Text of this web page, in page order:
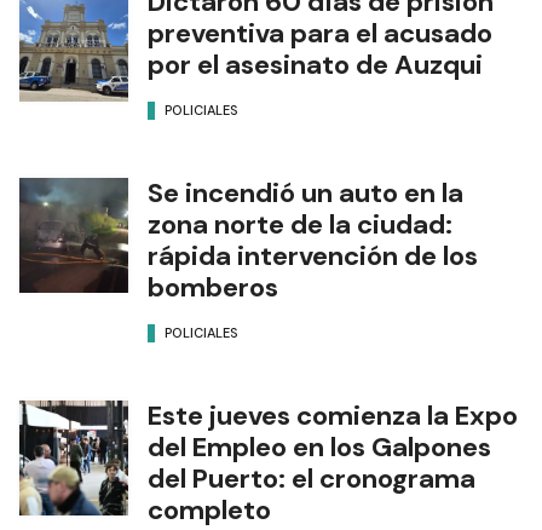
preventiva para el acusado
por el asesinato de Auzqui
POLICIALES
Se incendió un auto en la
zona norte de la ciudad:
rápida intervención de los
bomberos
POLICIALES
Este jueves comienza la Expo
del Empleo en los Galpones
del Puerto: el cronograma
completo